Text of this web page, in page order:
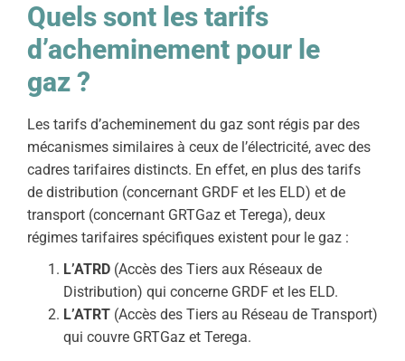
Quels sont les tarifs
d’acheminement pour le
gaz ?
Les tarifs d’acheminement du gaz sont régis par des
mécanismes similaires à ceux de l’électricité, avec des
cadres tarifaires distincts. En effet, en plus des tarifs
de distribution (concernant GRDF et les ELD) et de
transport (concernant GRTGaz et Terega), deux
régimes tarifaires spécifiques existent pour le gaz :
L’ATRD (Accès des Tiers aux Réseaux de
Distribution) qui concerne GRDF et les ELD.
L’ATRT (Accès des Tiers au Réseau de Transport)
qui couvre GRTGaz et Terega.